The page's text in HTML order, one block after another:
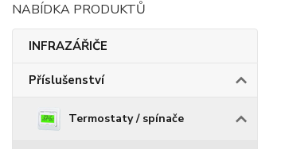
NABÍDKA PRODUKTŮ
INFRAZÁŘIČE
Příslušenství
Termostaty / spínače